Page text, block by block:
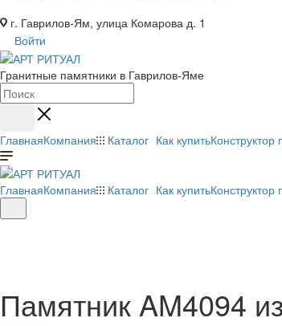
г. Гаврилов-Ям, улица Комарова д. 1
Войти
Гранитные памятники в Гаврилов-Яме
ГлавнаяКомпания Каталог Как купитьКонструктор
ГлавнаяКомпания Каталог Как купитьКонструктор
Памятник AM4094